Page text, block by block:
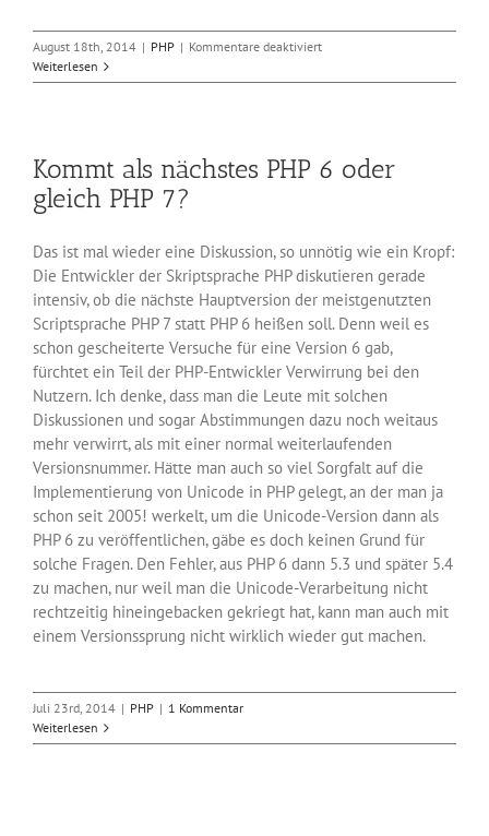
August 18th, 2014 | PHP | Kommentare deaktiviertfür
Version
Scriptsprache
PHP
Ende
Weiterlesen
Kommt als nächstes PHP 6 oder
gleich PHP 7?
Das ist mal wieder eine Diskussion, so unnötig wie ein Kropf:
Die Entwickler der Skriptsprache PHP diskutieren gerade
intensiv, ob die nächste Hauptversion der meistgenutzten
Scriptsprache PHP 7 statt PHP 6 heißen soll. Denn weil es
schon gescheiterte Versuche für eine Version 6 gab,
fürchtet ein Teil der PHP-Entwickler Verwirrung bei den
Nutzern. Ich denke, dass man die Leute mit solchen
Diskussionen und sogar Abstimmungen dazu noch weitaus
mehr verwirrt, als mit einer normal weiterlaufenden
Versionsnummer. Hätte man auch so viel Sorgfalt auf die
Implementierung von Unicode in PHP gelegt, an der man ja
schon seit 2005! werkelt, um die Unicode-Version dann als
PHP 6 zu veröffentlichen, gäbe es doch keinen Grund für
solche Fragen. Den Fehler, aus PHP 6 dann 5.3 und später 5.4
zu machen, nur weil man die Unicode-Verarbeitung nicht
rechtzeitig hineingebacken gekriegt hat, kann man auch mit
einem Versionssprung nicht wirklich wieder gut machen.
Juli 23rd, 2014 | PHP | 1 Kommentar
Weiterlesen